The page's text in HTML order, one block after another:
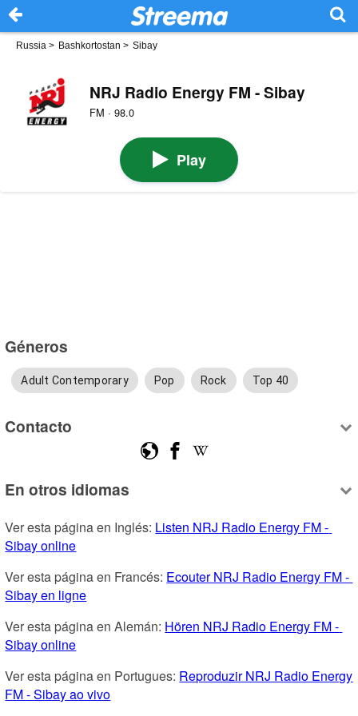
Russia > Bashkortostan > Sibay
NRJ Radio Energy FM - Sibay
FM · 98.0
Play
Géneros
Adult Contemporary Pop Rock Top 40
Contacto
En otros idiomas
Ver esta página en Inglés: Listen NRJ Radio Energy FM -
Sibay online
Ver esta página en Francés: Ecouter NRJ Radio Energy FM -
Sibay en ligne
Ver esta página en Alemán: Hören NRJ Radio Energy FM -
Sibay online
Ver esta página en Portugues: Reproduzir NRJ Radio Energy
FM - Sibay ao vivo